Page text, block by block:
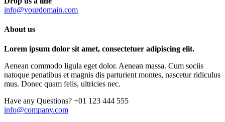
info@yourdomain.com
About us
Lorem ipsum dolor sit amet, consectetuer adipiscing elit.
Aenean commodo ligula eget dolor. Aenean massa. Cum sociis
natoque penatibus et magnis dis parturient montes, nascetur ridiculus
mus. Donec quam felis, ultricies nec.
Have any Questions? +01 123 444 555
info@company.com